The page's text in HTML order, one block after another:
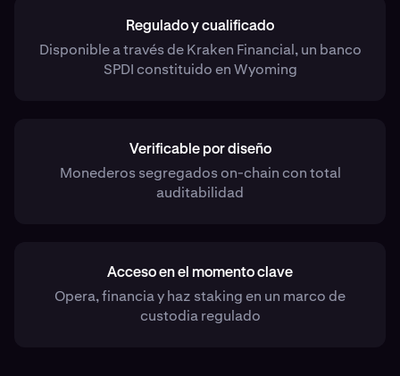
Regulado y cualificado
Disponible a través de Kraken Financial, un banco
SPDI constituido en Wyoming
Verificable por diseño
Monederos segregados on-chain con total
auditabilidad
Acceso en el momento clave
Opera, financia y haz staking en un marco de
custodia regulado